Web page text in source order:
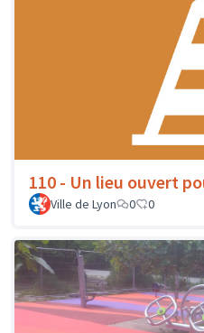
110 - Un lieu ouvert
Ville de Lyon 0 0